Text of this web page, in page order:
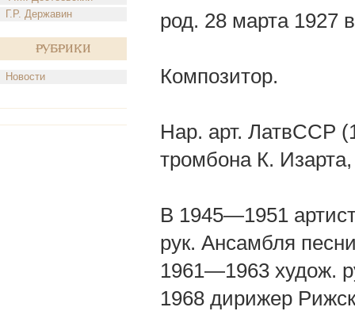
Г.Р. Державин
Рубрики
Новости
род. 28 марта 1927
Композитор.
Нар. арт. ЛатвССР
тромбона К.
В 1945—1951
рук. Ансамбля
1961—1963 худож.
1968 дирижер